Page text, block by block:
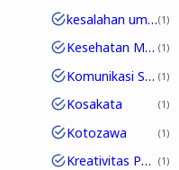
kesalahan umum 1
Kesehatan Mental 1
Komunikasi Sehari-hari 1
Kosakata 1
Kotozawa 1
Kreativitas Pakaian 1